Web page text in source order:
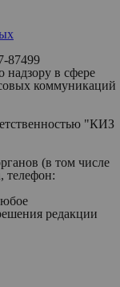
87499
надзору в сфере
коммуникаций
"КИЗ
(в том числе
телефон:
редакции